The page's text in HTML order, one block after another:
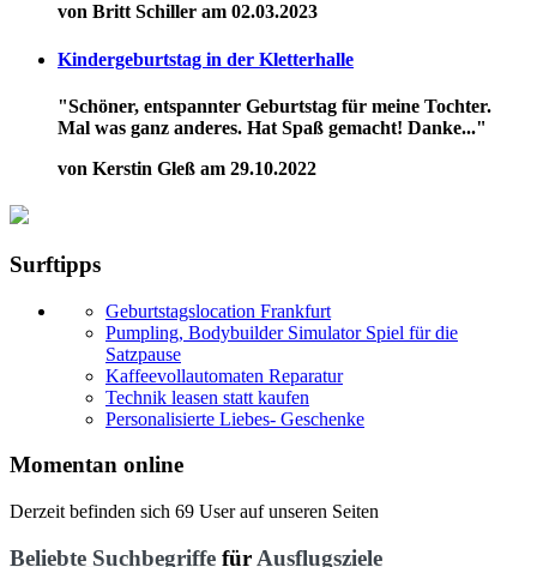
von Britt Schiller am 02.03.2023
Kindergeburtstag in der Kletterhalle
"Schöner, entspannter Geburtstag für meine Tochter.
Mal was ganz anderes. Hat Spaß gemacht! Danke..."
von Kerstin Gleß am 29.10.2022
Surftipps
Geburtstagslocation Frankfurt
Pumpling, Bodybuilder Simulator Spiel für die
Satzpause
Kaffeevollautomaten Reparatur
Technik leasen statt kaufen
Personalisierte Liebes- Geschenke
Momentan online
Derzeit befinden sich 69 User auf unseren Seiten
Beliebte Suchbegriffe für Ausflugsziele